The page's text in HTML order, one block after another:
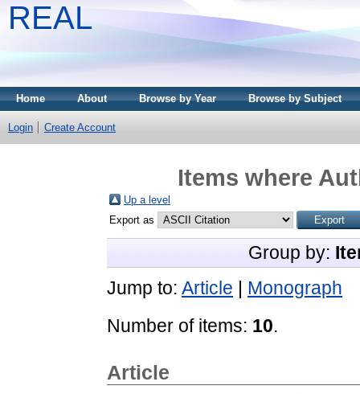
REAL
Home About Browse by Year Browse by Subject
Login Create Account
Items where
Up a level
Export as
Group by:
Jump to: Article | Monograph
Number of items: 10.
Article